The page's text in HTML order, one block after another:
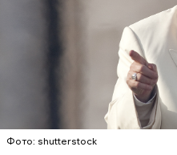
Фото: shutterstock